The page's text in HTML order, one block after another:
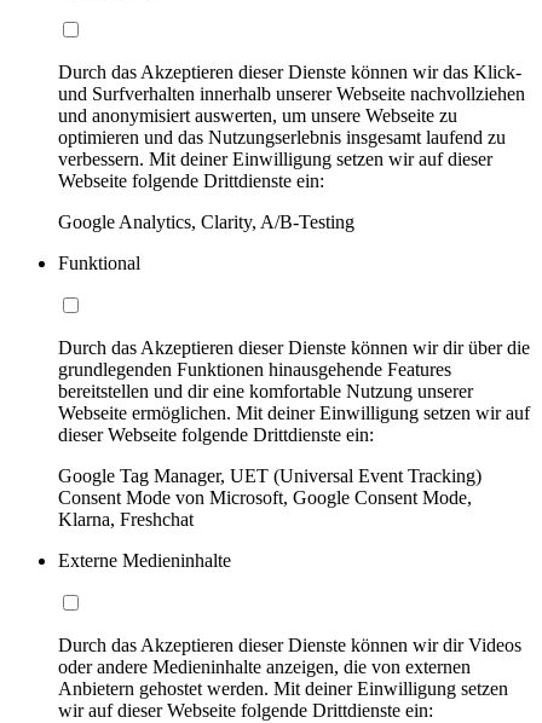
Durch das Akzeptieren dieser Dienste können wir das Klick-
und Surfverhalten innerhalb unserer Webseite nachvollziehen
und anonymisiert auswerten, um unsere Webseite zu
optimieren und das Nutzungserlebnis insgesamt laufend zu
verbessern. Mit deiner Einwilligung setzen wir auf dieser
Webseite folgende Drittdienste ein:
Google Analytics, Clarity, A/B-Testing
Funktional
Durch das Akzeptieren dieser Dienste können wir dir über die
grundlegenden Funktionen hinausgehende Features
bereitstellen und dir eine komfortable Nutzung unserer
Webseite ermöglichen. Mit deiner Einwilligung setzen wir auf
dieser Webseite folgende Drittdienste ein:
Google Tag Manager, UET (Universal Event Tracking)
Consent Mode von Microsoft, Google Consent Mode,
Klarna, Freshchat
Externe Medieninhalte
Durch das Akzeptieren dieser Dienste können wir dir Videos
oder andere Medieninhalte anzeigen, die von externen
Anbietern gehostet werden. Mit deiner Einwilligung setzen
wir auf dieser Webseite folgende Drittdienste ein: